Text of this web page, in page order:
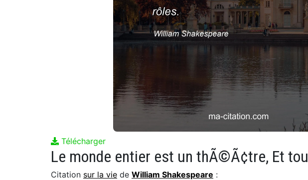
Télécharger
Citation sur la vie de William Shakespeare :